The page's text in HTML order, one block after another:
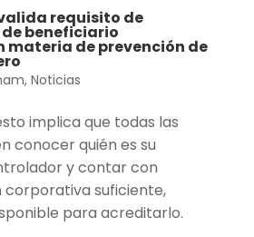
requisito de
beneficiario
materia de prevención de
, Noticias
implica que todas las
conocer quién es su
y contar con
suficiente,
para acreditarlo.